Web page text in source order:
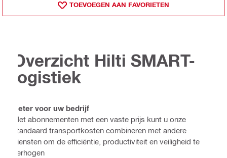
TOEVOEGEN AAN FAVORIETEN
Overzicht Hilti SMART-
logistiek
Beter voor uw bedrijf
Met abonnementen met een vaste prijs kunt u onze
standaard transportkosten combineren met andere
diensten om de efficiëntie, productiviteit en veiligheid te
verhogen